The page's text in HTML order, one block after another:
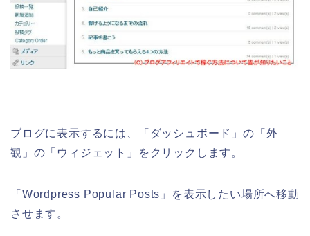
ブログに表示するには、「ダッシュボード」の「外
観」の「ウィジェット」をクリックします。
「Wordpress Popular Posts」を表示したい場所へ移動
させます。